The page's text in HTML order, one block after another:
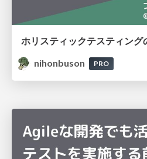
nihonbuson
PRO